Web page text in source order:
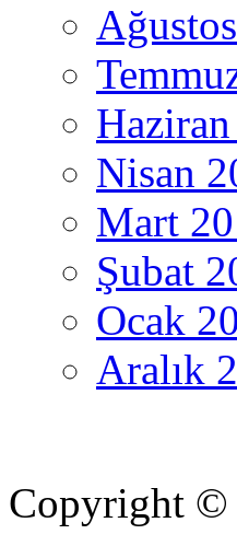
Nisan
Mart
Şubat
Ocak
Aralık
Copyright ©